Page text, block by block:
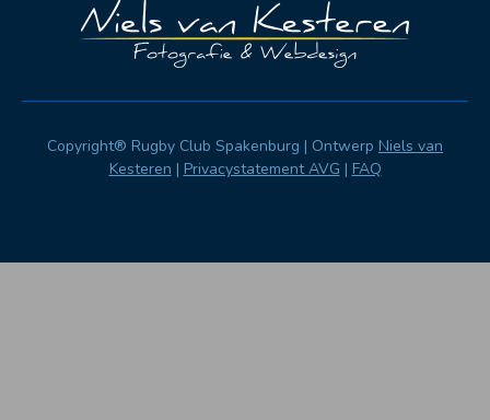
Copyright® Rugby Club Spakenburg | Ontwerp Niels van
Kesteren | Privacystatement AVG | FAQ